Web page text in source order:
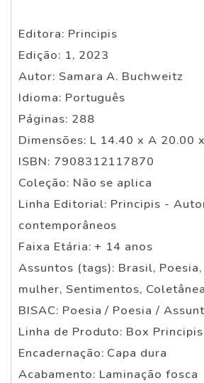
Editora: Principis
Edição: 1, 2023
Autor: Samara A. Buchweitz
Idioma: Português
Páginas: 288
Dimensões: L 14.40 x A 20.00
ISBN: 7908312117870
Coleção: Não se aplica
Linha Editorial: Principis -
contemporâneos
Faixa Etária: + 14 anos
Assuntos (tags): Brasil,
mulher, Sentimentos, Coletânea
BISAC: Poesia / Poesia /
Linha de Produto: Box Principis
Encadernação: Capa dura
Acabamento: Laminação fosca